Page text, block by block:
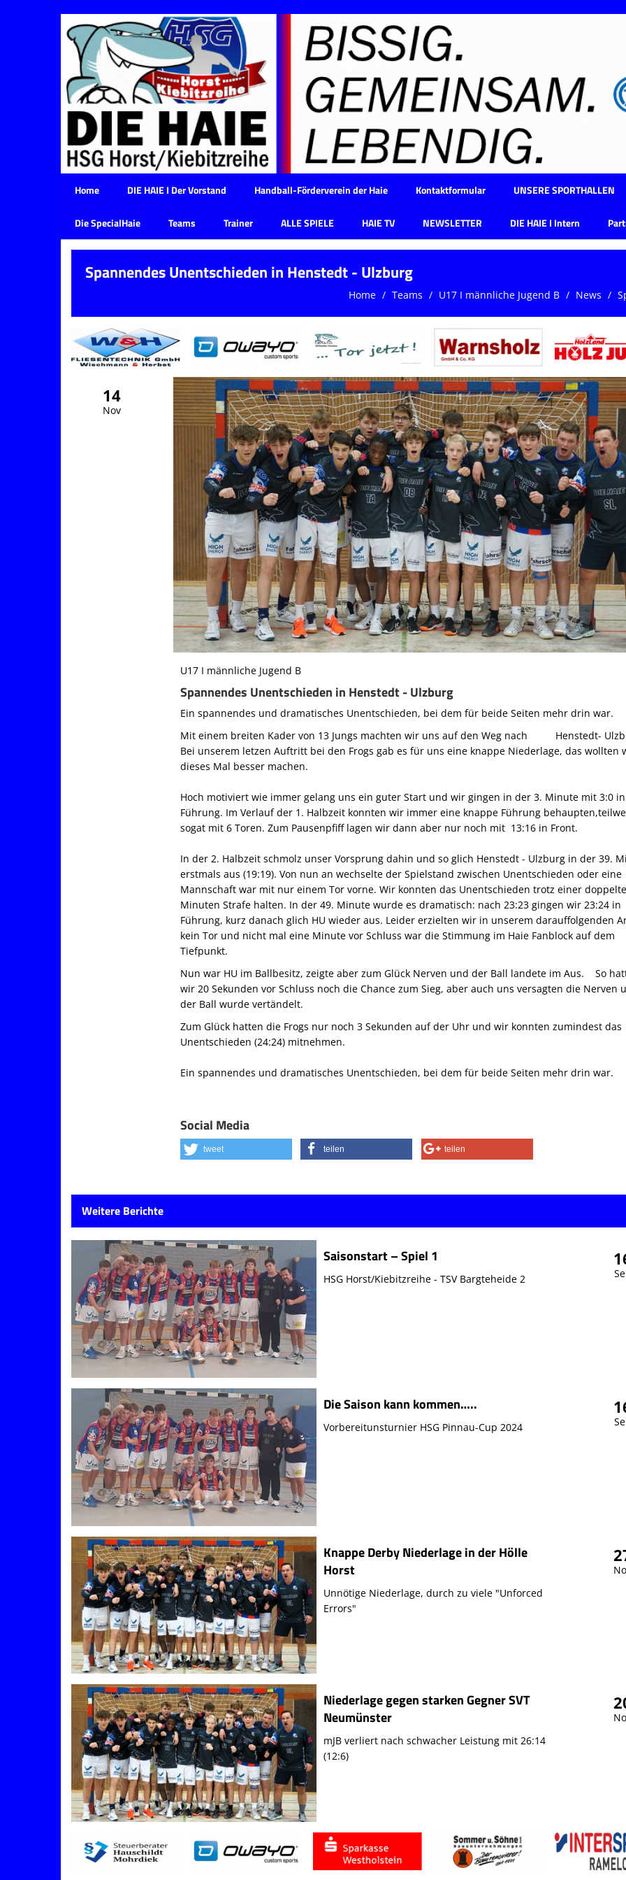
Home DIE HAIE I Der Vorstand Handball-Förderverein der Haie Kontaktformular UNSERE SPORTHALLEN
Die SpecialHaie Teams Trainer ALLE SPIELE HAIE TV NEWSLETTER DIE HAIE I Intern
Spannendes Unentschieden in Henstedt - Ulzburg
Home Teams U17 I männliche Jugend B News
14
Nov
U17 I männliche Jugend B
Spannendes Unentschieden in Henstedt - Ulzburg
Ein spannendes und dramatisches Unentschieden, bei dem für beide Seiten mehr drin war.
Mit einem breiten Kader von 13 Jungs machten wir uns auf den Weg nach Henstedt-
Bei unserem letzen Auftritt bei den Frogs gab es für uns eine knappe Niederlage, das wollten
dieses Mal besser machen.
Hoch motiviert wie immer gelang uns ein guter Start und wir gingen in der 3. Minute mit 3:0 in
Führung. Im Verlauf der 1. Halbzeit konnten wir immer eine knappe Führung
sogat mit 6 Toren. Zum Pausenpfiff lagen wir dann aber nur noch mit 13:16 in Front.
In der 2. Halbzeit schmolz unser Vorsprung dahin und so glich Henstedt - Ulzburg in der 39.
erstmals aus (19:19). Von nun an wechselte der Spielstand zwischen Unentschieden oder eine
Mannschaft war mit nur einem Tor vorne. Wir konnten das Unentschieden trotz einer
Minuten Strafe halten. In der 49. Minute wurde es dramatisch: nach 23:23 gingen wir 23:24 in
Führung, kurz danach glich HU wieder aus. Leider erzielten wir in unseremdarauffolgenden
kein Tor und nicht mal eine Minute vor Schluss war die Stimmung im Haie Fanblock auf dem
Tiefpunkt.
Nun war HU im Ballbesitz, zeigte aber zum Glück Nerven und der Ball landete im Aus. So
wir 20 Sekunden vor Schluss noch die Chance zum Sieg, aber auch uns versagten die Nerven
der Ball wurde vertändelt.
Zum Glück hatten die Frogs nur noch 3 Sekunden auf der Uhr und wir konnten zumindest das
Unentschieden (24:24) mitnehmen.
Ein spannendes und dramatisches Unentschieden, bei dem für beide Seiten mehr drin war.
Social Media
tweet teilen teilen
Weitere Berichte
Saisonstart – Spiel 1
HSG Horst/Kiebitzreihe - TSV Bargteheide 2
Die Saison kann kommen…..
Vorbereitunsturnier HSG Pinnau-Cup 2024
Knappe Derby Niederlage in der Hölle
Horst
Unnötige Niederlage, durch zu viele "Unforced
Errors"
Niederlage gegen starken Gegner SVT
Neumünster
mJB verliert nach schwacher Leistung mit 26:14
(12:6)